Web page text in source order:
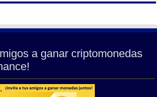
a ganar criptomonedas